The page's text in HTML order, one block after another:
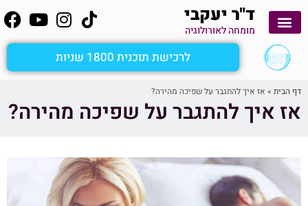
ד"ר יעקבי
מומחה לאורולוגיה
לרכישת תוכנית 1800 שניות
אז איך להתגבר על שפיכה מהירה?
דף הבית » אז איך להתגבר על שפיכה מהירה?